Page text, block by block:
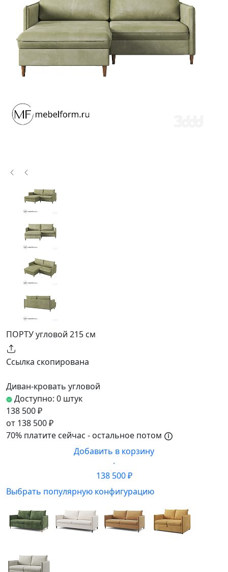
ПОРТУ угловой 215 см
Ссылка скопирована
Диван-кровать угловой
Доступно: 0 штук
138 500 ₽
от 138 500 ₽
70% платите сейчас - остальное потом
Добавить в корзину
·
138 500 ₽
Выбрать популярную конфигурацию